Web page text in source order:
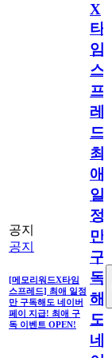
공지
공지
[메모리워드X타임
스프레드] 최애 일정
만 구독해도 네이버
페이 지급! 최애 구
독 이벤트 OPEN!
X
타
임
스
프
레
드]
최
애
일
정
만
구
독
해
도
네